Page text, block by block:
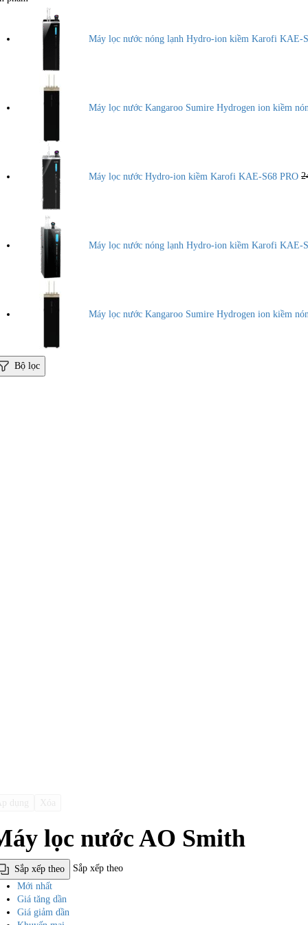
Máy lọc nước nóng lạnh Hydro-ion kiềm Karofi KAE-
Máy lọc nước Kangaroo Sumire Hydrogen ion kiềm
Máy lọc nước Hydro-ion kiềm Karofi KAE-S68 PRO
Máy lọc nước nóng lạnh Hydro-ion kiềm Karofi KAE-
Máy lọc nước Kangaroo Sumire Hydrogen ion kiềm
Bộ lọc
lọc nước AO Smith
Sắp xếp theo
Sắp xếp theo
Mới nhất
Giá tăng dần
Giá giảm dần